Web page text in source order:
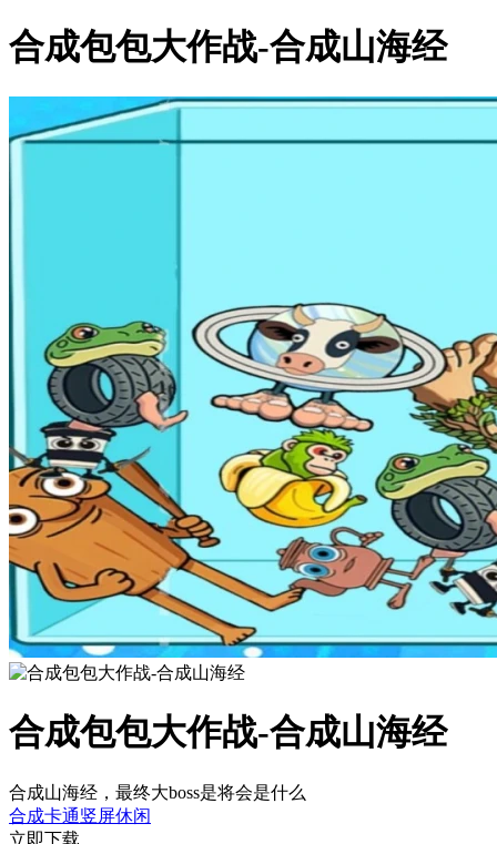
合成包包大作战-合成山海经
合成包包大作战-合成山海经
合成山海经，最终大boss是将会是什么
合成卡通竖屏休闲
立即下载